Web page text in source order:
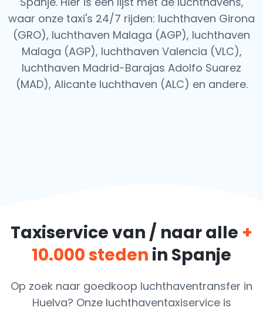
waar onze taxi's 24/7 rijden: luchthaven Girona
(GRO), luchthaven Malaga (AGP), luchthaven
Malaga (AGP), luchthaven Valencia (VLC),
luchthaven Madrid-Barajas Adolfo Suarez
(MAD), Alicante luchthaven (ALC) en andere.
Taxiservice van / naar alle +
10.000 steden in Spanje
Op zoek naar goedkoop luchthaventransfer in
Huelva? Onze luchthaventaxiservice is